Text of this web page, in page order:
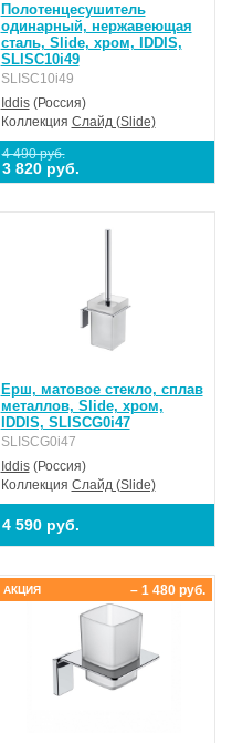
Полотенцесушитель
одинарный, нержавеющая
сталь, Slide, хром, IDDIS,
SLISC10i49
SLISC10i49
Iddis(Россия)
Коллекция Слайд (Slide)
4 490 руб.
3 820 руб.
Ерш, матовое стекло, сплав
металлов, Slide, хром,
IDDIS, SLISCG0i47
SLISCG0i47
Iddis(Россия)
Коллекция Слайд (Slide)
4 590 руб.
– 1 480 руб.
АКЦИЯ